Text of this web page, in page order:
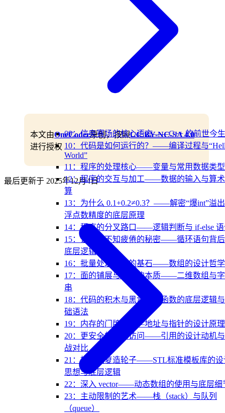
09：信奥赛场的核心语言——C++ 的前世今生
10：代码是如何运行的？——编译过程与
World”
11：程序的处理核心——变量与常用数据类型
12：程序的交互与加工——数据的输入与算
算
13：为什么 0.1+0.2≠0.3？——解密“爆int”溢
浮点数精度的底层原理
14：程序的分叉路口——逻辑判断与 if-else
15：让机器不知疲倦的秘密——循环语句背
底层逻辑
16：批量处理数据的基石——数组的设计哲学
17：面的铺展与文本的本质——二维数组与
串
18：代码的积木与黑盒——函数的底层逻辑
础语法
19：内存的门牌号——地址与指针的设计原理
20：更安全的间接访问——引用的设计动机
战对比
21：拒绝重复造轮子——STL标准模板库的设
思想与底层逻辑
22：深入 vector——动态数组的使用与底层细
23：主动限制的艺术——栈（stack）与队列
（queue）
本文由OneCoder原创，按照CC BY-NC-SA 4.0
进行授权
最后更新于 2025年12月4日